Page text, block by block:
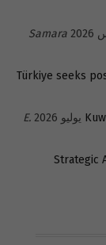
Samara
Türkiye seeks
E.
Strategic